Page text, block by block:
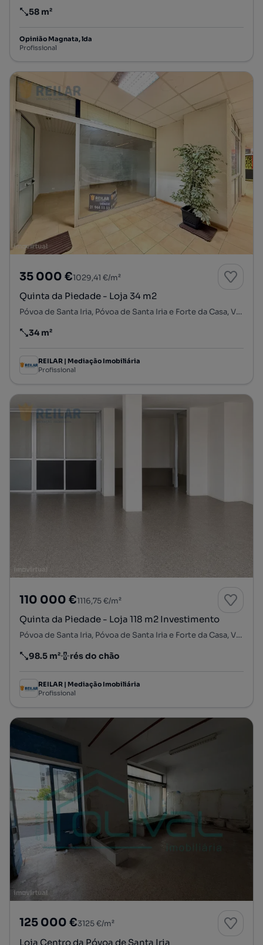
Preço por metro quadrado
58 m²
Opinião Magnata, lda
Profissional
35 000 €1029,41 €/m²
Quinta da Piedade - Loja 34 m2
Póvoa de Santa Iria, Póvoa de Santa Iria e Forte da Casa, Vila Franca de Xira, Lisboa
Preço por metro quadrado
34 m²
REILAR | Mediação Imobiliária
Profissional
110 000 €1116,75 €/m²
Quinta da Piedade - Loja 118 m2 Investimento
Póvoa de Santa Iria, Póvoa de Santa Iria e Forte da Casa, Vila Franca de Xira, Lisboa
Preço por metro quadrado
98.5 m²
Andar rés do chão
REILAR | Mediação Imobiliária
Profissional
125 000 €3125 €/m²
Loja Centro da Póvoa de Santa Iria